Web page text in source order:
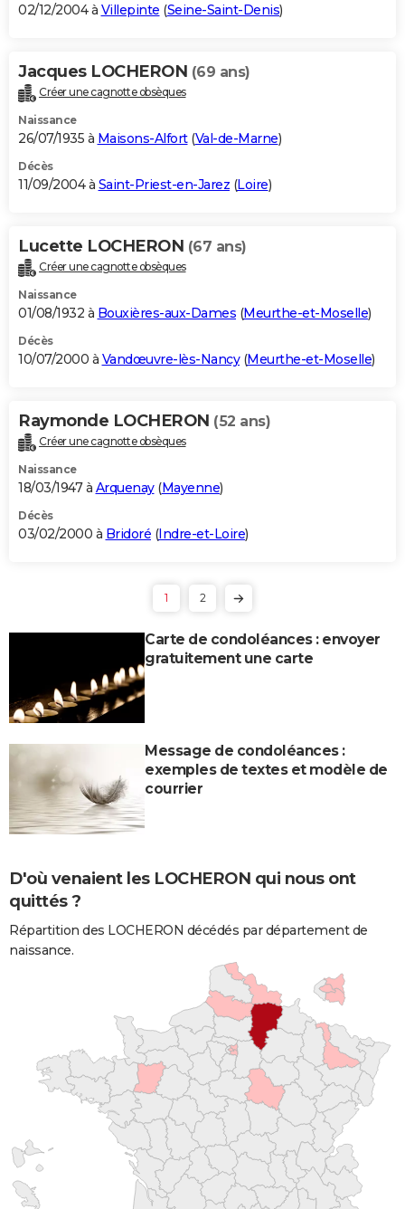
02/12/2004 à Villepinte (Seine-Saint-Denis)
Jacques LOCHERON (69 ans)
Créer une cagnotte obsèques
Naissance
26/07/1935 à Maisons-Alfort(Val-de-Marne)
Décès
11/09/2004 à Saint-Priest-en-Jarez (Loire)
Lucette LOCHERON (67 ans)
Créer une cagnotte obsèques
Naissance
01/08/1932 à Bouxières-aux-Dames (Meurthe-et-Moselle)
Décès
10/07/2000 à Vandœuvre-lès-Nancy(Meurthe-et-Moselle)
Raymonde LOCHERON (52 ans)
Créer une cagnotte obsèques
Naissance
18/03/1947 à Arquenay(Mayenne)
Décès
03/02/2000 à Bridoré (Indre-et-Loire)
1 2
Carte de condoléances : envoyer
gratuitement une carte
Message de condoléances :
exemples de textes et modèle de
courrier
D'où venaient les LOCHERON qui nous ont
quittés ?
Répartition des LOCHERON décédés par département de
naissance.